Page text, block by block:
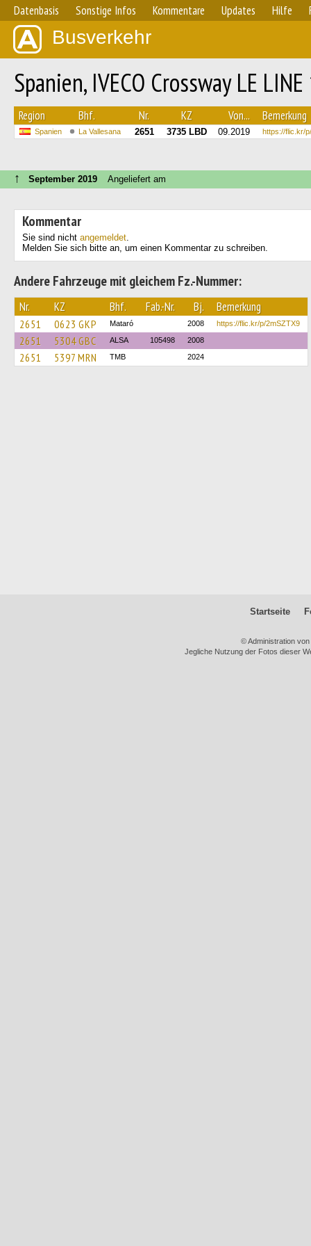
Datenbasis Sonstige Infos Kommentare Updates Hilfe
Busverkehr
Spanien, IVECO Crossway LE
Region Bhf. Nr. KZ Von... Bemerkung
Spanien La Vallesana 2651 3735 LBD 09.2019 https://flic.kr/
↑ September 2019 Angeliefert am
Kommentar
Sie sind nicht angemeldet.
Melden Sie sich bitte an, um einen Kommentar zu schreiben.
Andere Fahrzeuge mit gleichem Fz.-Nummer:
Nr. KZ Bhf. Fab.-Nr. Bj. Bemerkung
2651 0623 GKP Mataró 2008 https://flic.kr/p/2mSZTX9
2651 5304 GBC ALSA 105498 2008
2651 5397 MRN TMB 2024
Startseite
© Administration
Jegliche Nutzung der Fotos dieser